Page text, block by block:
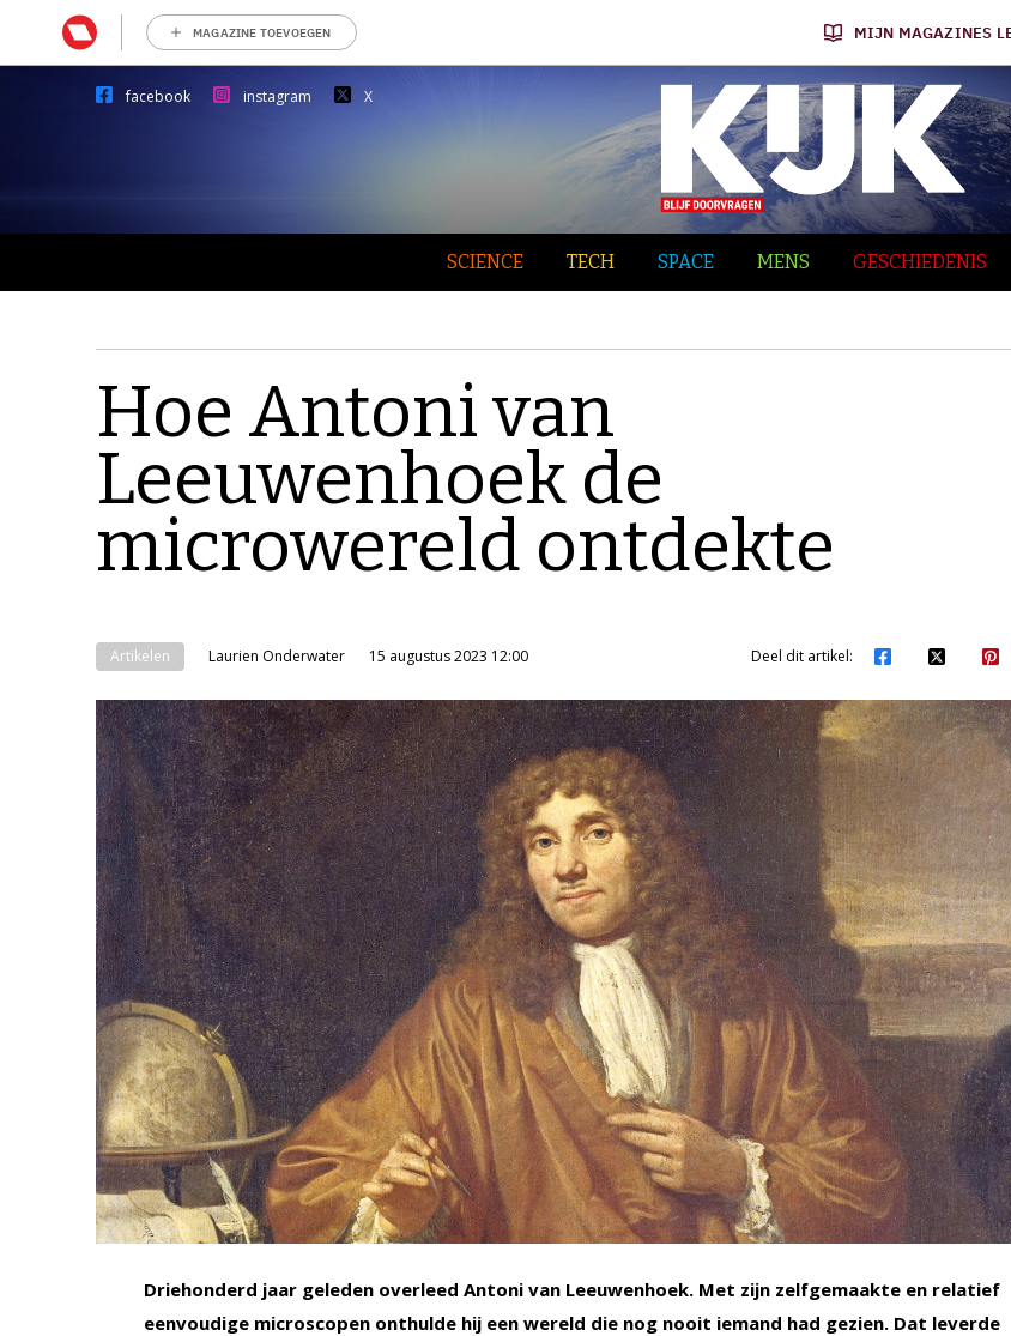
MAGAZINE TOEVOEGEN MIJN MAGAZINES
facebook instagram X
SCIENCE TECH SPACE MENS GESCHIEDENIS
Hoe Antoni van
Leeuwenhoek de
microwereld ontdekte
Artikelen Laurien Onderwater 15 augustus 2023 12:00 Deel dit artikel:
Driehonderd jaar geleden overleed Antoni van Leeuwenhoek. Met zijn zelfgemaakte en relatief
eenvoudige microscopen onthulde hij een wereld die nog nooit iemand had gezien. Dat leverde